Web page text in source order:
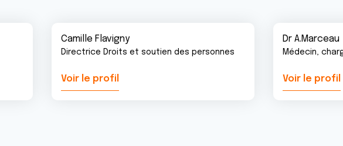
Camille Flavigny
Directrice Droits et soutien des personnes
Voir le profil
Dr A.Marceau
Médecin,
Voir le profil